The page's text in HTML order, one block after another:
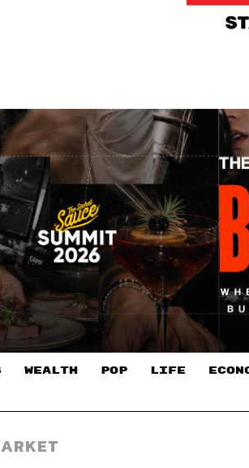
WEALTH POP LIFE